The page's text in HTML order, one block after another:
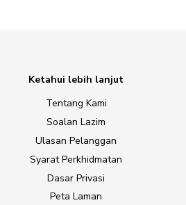
Ketahui lebih lanjut
Tentang Kami
Soalan Lazim
Ulasan Pelanggan
Syarat Perkhidmatan
Dasar Privasi
Peta Laman